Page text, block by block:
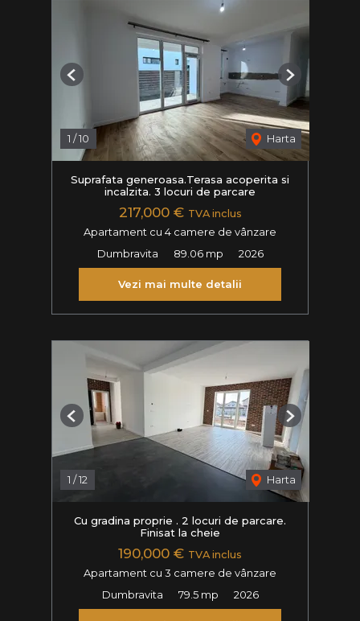
1 /10 Harta
Previous Next
Suprafata generoasa.Terasa acoperita si
incalzita. 3 locuri de parcare
217,000 € TVA inclus
Apartament cu 4 camere de vânzare
Dumbravita
89.06 mp 2026
Vezi mai multe detalii
1 /12 Harta
Previous Next
Cu gradina proprie . 2 locuri de parcare.
Finisat la cheie
190,000 € TVA inclus
Apartament cu 3 camere de vânzare
Dumbravita
79.5 mp 2026